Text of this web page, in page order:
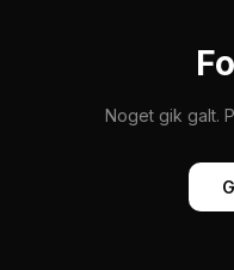
Noget gik galt.